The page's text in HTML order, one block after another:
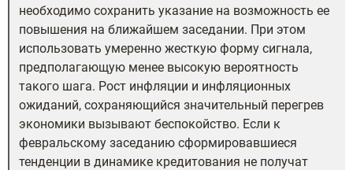
необходимо сохранить указание на возможность ее
повышения на ближайшем заседании. При этом
использовать умеренно жесткую форму сигнала,
предполагающую менее высокую вероятность
такого шага. Рост инфляции и инфляционных
ожиданий, сохраняющийся значительный перегрев
экономики вызывают беспокойство. Если к
февральскому заседанию сформировавшиеся
тенденции в динамике кредитования не получат